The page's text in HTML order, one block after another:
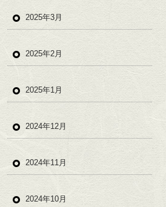
2025年3月
2025年2月
2025年1月
2024年12月
2024年11月
2024年10月